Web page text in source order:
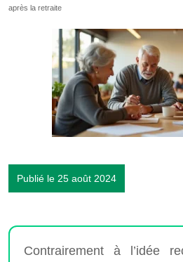
après la retraite
Publié le 25 août 2024
Contrairement à l’idée